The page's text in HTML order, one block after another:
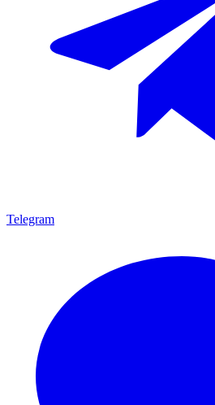
Telegram